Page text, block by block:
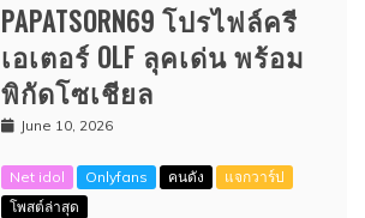
PAPATSORN69 โปรไฟล์ครี
เอเตอร์ OLF ลุคเด่น พร้อม
พิกัดโซเชียล
June 10, 2026
Net idol Onlyfans คนดัง
แจกวาร์ป
โพสต์ล่าสุด